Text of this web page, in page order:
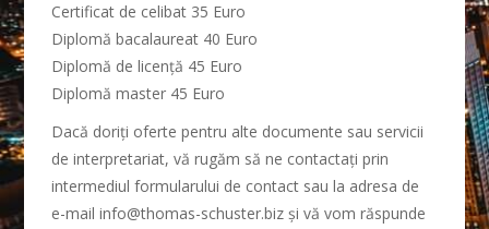
Certificat de celibat 35 Euro
Diplomă bacalaureat 40 Euro
Diplomă de licență 45 Euro
Diplomă master 45 Euro
Dacă doriți oferte pentru alte documente sau servicii
de interpretariat, vă rugăm să ne contactați prin
intermediul formularului de contact sau la adresa de
e-mail info@thomas-schuster.biz și vă vom răspunde